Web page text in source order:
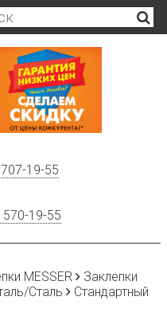
19-55
19-55
MESSER
Заклепки
Сталь
Стандартный